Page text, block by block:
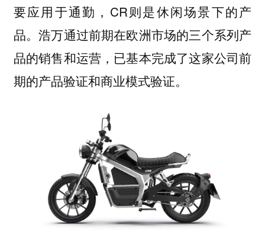
要应用于通勤，CR则是休闲场景下的产
品。浩万通过前期在欧洲市场的三个系列产
品的销售和运营，已基本完成了这家公司前
期的产品验证和商业模式验证。